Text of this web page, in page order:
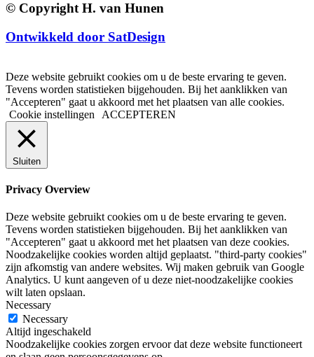
© Copyright H. van Hunen
Ontwikkeld door SatDesign
Deze website gebruikt cookies om u de beste ervaring te geven.
Tevens worden statistieken bijgehouden. Bij het aanklikken van
"Accepteren" gaat u akkoord met het plaatsen van alle cookies.
Cookie instellingen
ACCEPTEREN
Sluiten
Privacy Overview
Deze website gebruikt cookies om u de beste ervaring te geven.
Tevens worden statistieken bijgehouden. Bij het aanklikken van
"Accepteren" gaat u akkoord met het plaatsen van deze cookies.
Noodzakelijke cookies worden altijd geplaatst. "third-party cookies"
zijn afkomstig van andere websites. Wij maken gebruik van Google
Analytics. U kunt aangeven of u deze niet-noodzakelijke cookies
wilt laten opslaan.
Necessary
Necessary
Altijd ingeschakeld
Noodzakelijke cookies zorgen ervoor dat deze website functioneert